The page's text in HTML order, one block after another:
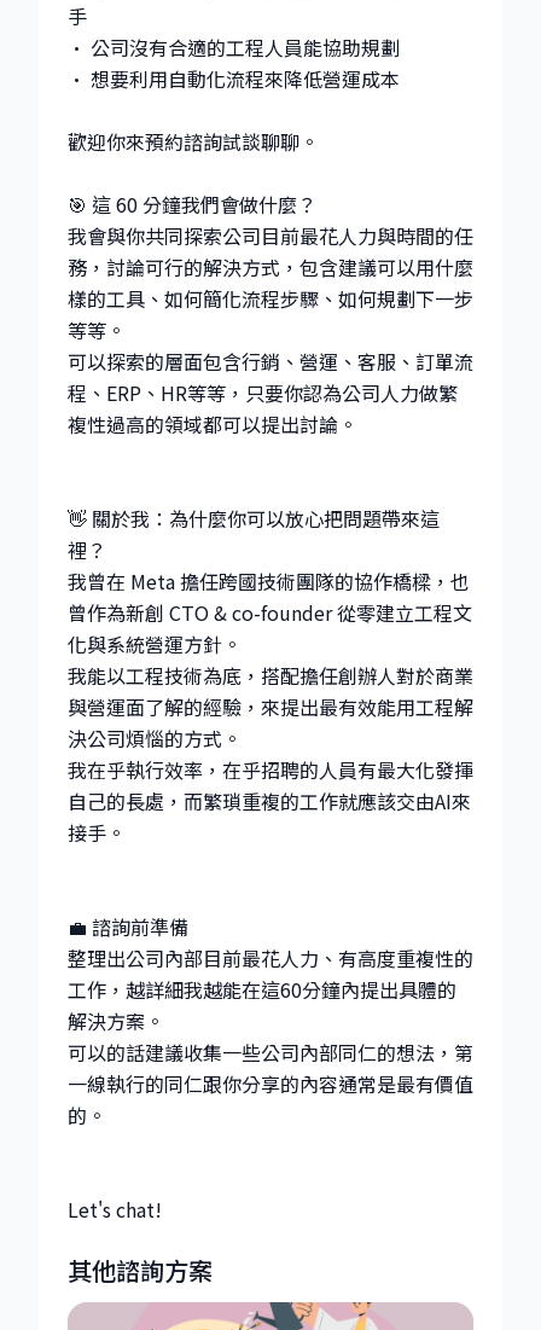
手
• 公司沒有合適的工程人員能協助規劃
• 想要利用自動化流程來降低營運成本
歡迎你來預約諮詢試談聊聊。
🎯 這 60 分鐘我們會做什麼？
我會與你共同探索公司目前最花人力與時間的任
務，討論可行的解決方式，包含建議可以用什麼
樣的工具、如何簡化流程步驟、如何規劃下一步
等等。
可以探索的層面包含行銷、營運、客服、訂單流
程、ERP、HR等等，只要你認為公司人力做繁
複性過高的領域都可以提出討論。
👋 關於我：為什麼你可以放心把問題帶來這
裡？
我曾在 Meta 擔任跨國技術團隊的協作橋樑，也
曾作為新創 CTO & co-founder 從零建立工程文
化與系統營運方針。
我能以工程技術為底，搭配擔任創辦人對於商業
與營運面了解的經驗，來提出最有效能用工程解
決公司煩惱的方式。
我在乎執行效率，在乎招聘的人員有最大化發揮
自己的長處，而繁瑣重複的工作就應該交由AI來
接手。
💼 諮詢前準備
整理出公司內部目前最花人力、有高度重複性的
工作，越詳細我越能在這60分鐘內提出具體的
解決方案。
可以的話建議收集一些公司內部同仁的想法，第
一線執行的同仁跟你分享的內容通常是最有價值
的。
Let's chat!
其他諮詢方案